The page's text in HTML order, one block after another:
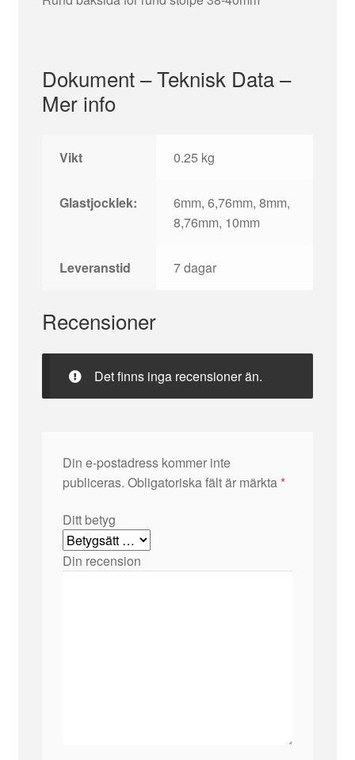
Dokument – Teknisk Data –
Mer info
Vikt 0.25 kg
Glastjocklek:
6mm, 6,76mm, 8mm,
8,76mm, 10mm
Leveranstid 7 dagar
Recensioner
Det finns inga recensioner än.
Din e-postadress kommer inte
publiceras. Obligatoriska fält är märkta*
Ditt betyg
Din recension